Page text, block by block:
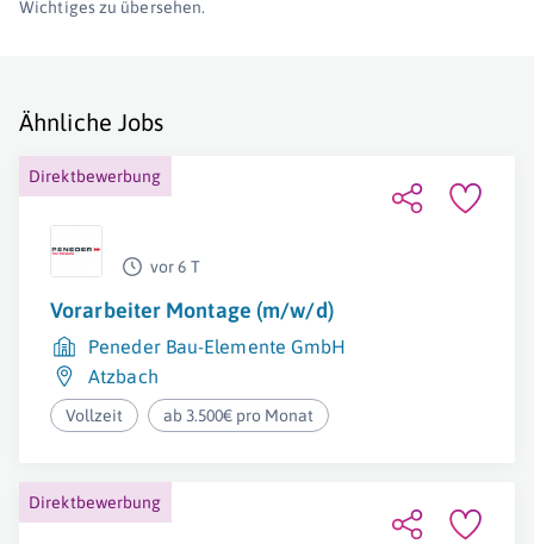
Wichtiges zu übersehen.
Ähnliche Jobs
Direktbewerbung
vor 6 T
Vorarbeiter Montage (m/w/d)
Peneder Bau-Elemente GmbH
Atzbach
Vollzeit ab 3.500€ pro Monat
Direktbewerbung